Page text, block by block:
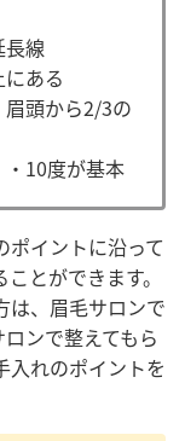
線
ある
頭から2/3の
10度が基本
イントに沿って
ことができます。
は、眉毛サロンで
ンで整えてもら
入れのポイントを